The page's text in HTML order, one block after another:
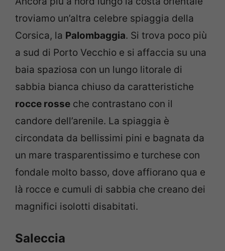
troviamo un’altra celebre spiaggia della
Corsica, la Palombaggia. Si trova poco più
a sud di Porto Vecchio e si affaccia su una
baia spaziosa con un lungo litorale di
sabbia bianca chiuso da caratteristiche
rocce rosse che contrastano con il
candore dell’arenile. La spiaggia è
circondata da bellissimi pini e bagnata da
un mare trasparentissimo e turchese con
fondale molto basso, dove affiorano qua e
là rocce e cumuli di sabbia che creano dei
magnifici isolotti disabitati.
Saleccia